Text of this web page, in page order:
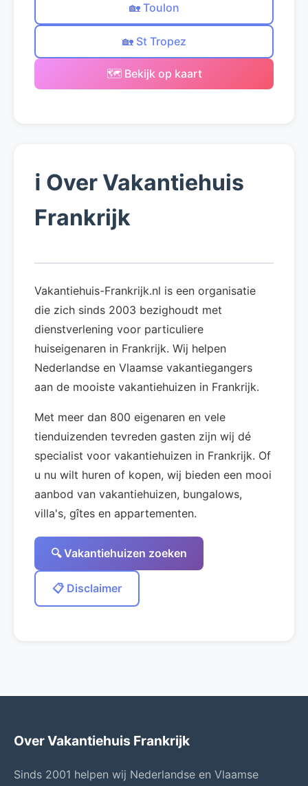
🏡 Toulon
🏡 St Tropez
🗺️ Bekijk op kaart
ℹ️ Over Vakantiehuis
Frankrijk
Vakantiehuis-Frankrijk.nl is een organisatie
die zich sinds 2003 bezighoudt met
dienstverlening voor particuliere
huiseigenaren in Frankrijk. Wij helpen
Nederlandse en Vlaamse vakantiegangers
aan de mooiste vakantiehuizen in Frankrijk.
Met meer dan 800 eigenaren en vele
tienduizenden tevreden gasten zijn wij dé
specialist voor vakantiehuizen in Frankrijk. Of
u nu wilt huren of kopen, wij bieden een mooi
aanbod van vakantiehuizen, bungalows,
villa's, gîtes en appartementen.
🔍 Vakantiehuizen zoeken
📋 Disclaimer
Over Vakantiehuis Frankrijk
Sinds 2001 helpen wij Nederlandse en Vlaamse